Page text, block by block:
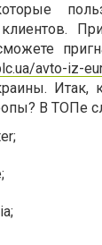
avto-iz-
В ТОПе